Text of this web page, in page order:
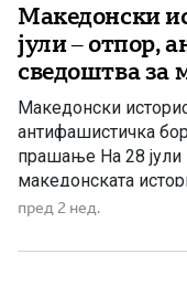
Македонски
јули – отпор,
сведоштва за
Македонски
антифашистичка
прашање На 28 јули
македонската
поврзани со
Егејска и Пиринска
пред 2 нед.